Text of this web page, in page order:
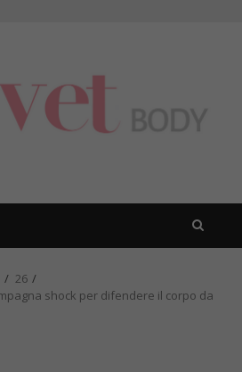
26
shock per difendere il corpo da